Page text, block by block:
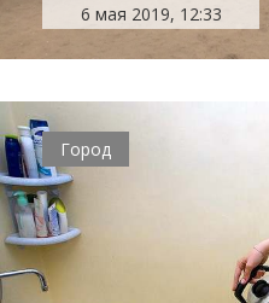
6 мая 2019, 12:33
Город